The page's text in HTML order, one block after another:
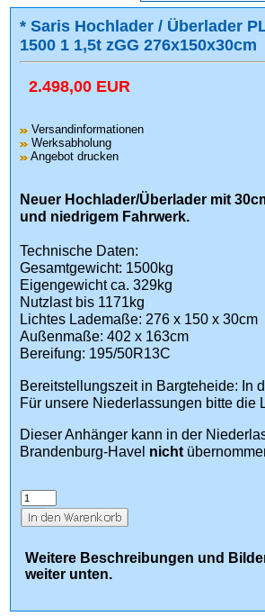
* Saris Hochlader / Überlader
1500 1 1,5t zGG 276x150x30cm
2.498,00 EUR
Versandinformationen
Werksabholung
Angebot drucken
Neuer Hochlader/Überlader mit
und niedrigem Fahrwerk.
Technische Daten:
Gesamtgewicht: 1500kg
Eigengewicht ca. 329kg
Nutzlast bis 1171kg
Lichtes Lademaße: 276 x 150 x 30cm
Außenmaße: 402 x 163cm
Bereifung: 195/50R13C
Bereitstellungszeit in Bargteheide: In
Für unsere Niederlassungen bitte die
Dieser Anhänger kann in der
Brandenburg-Havel nicht
Weitere Beschreibungen und
weiter unten.